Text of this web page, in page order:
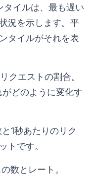
タイルは、最も遅い
況を示します。平
タイルがそれを表
クエストの割合。
どのように変化す
1秒あたりのリク
トです。
数とレート。